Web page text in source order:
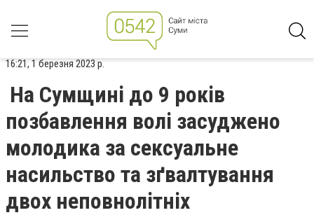
16:21, 1 березня 2023 р.
На Сумщині до 9 років
позбавлення волі засуджено
молодика за сексуальне
насильство та зґвалтування
двох неповнолітніх